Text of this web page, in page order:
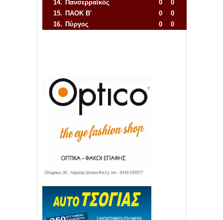
14. Πανσερραϊκός 0
0
15. ΠΑΟΚ Β' 0
0
16. Πύργος 0
0